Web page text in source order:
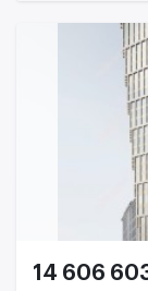
14 606